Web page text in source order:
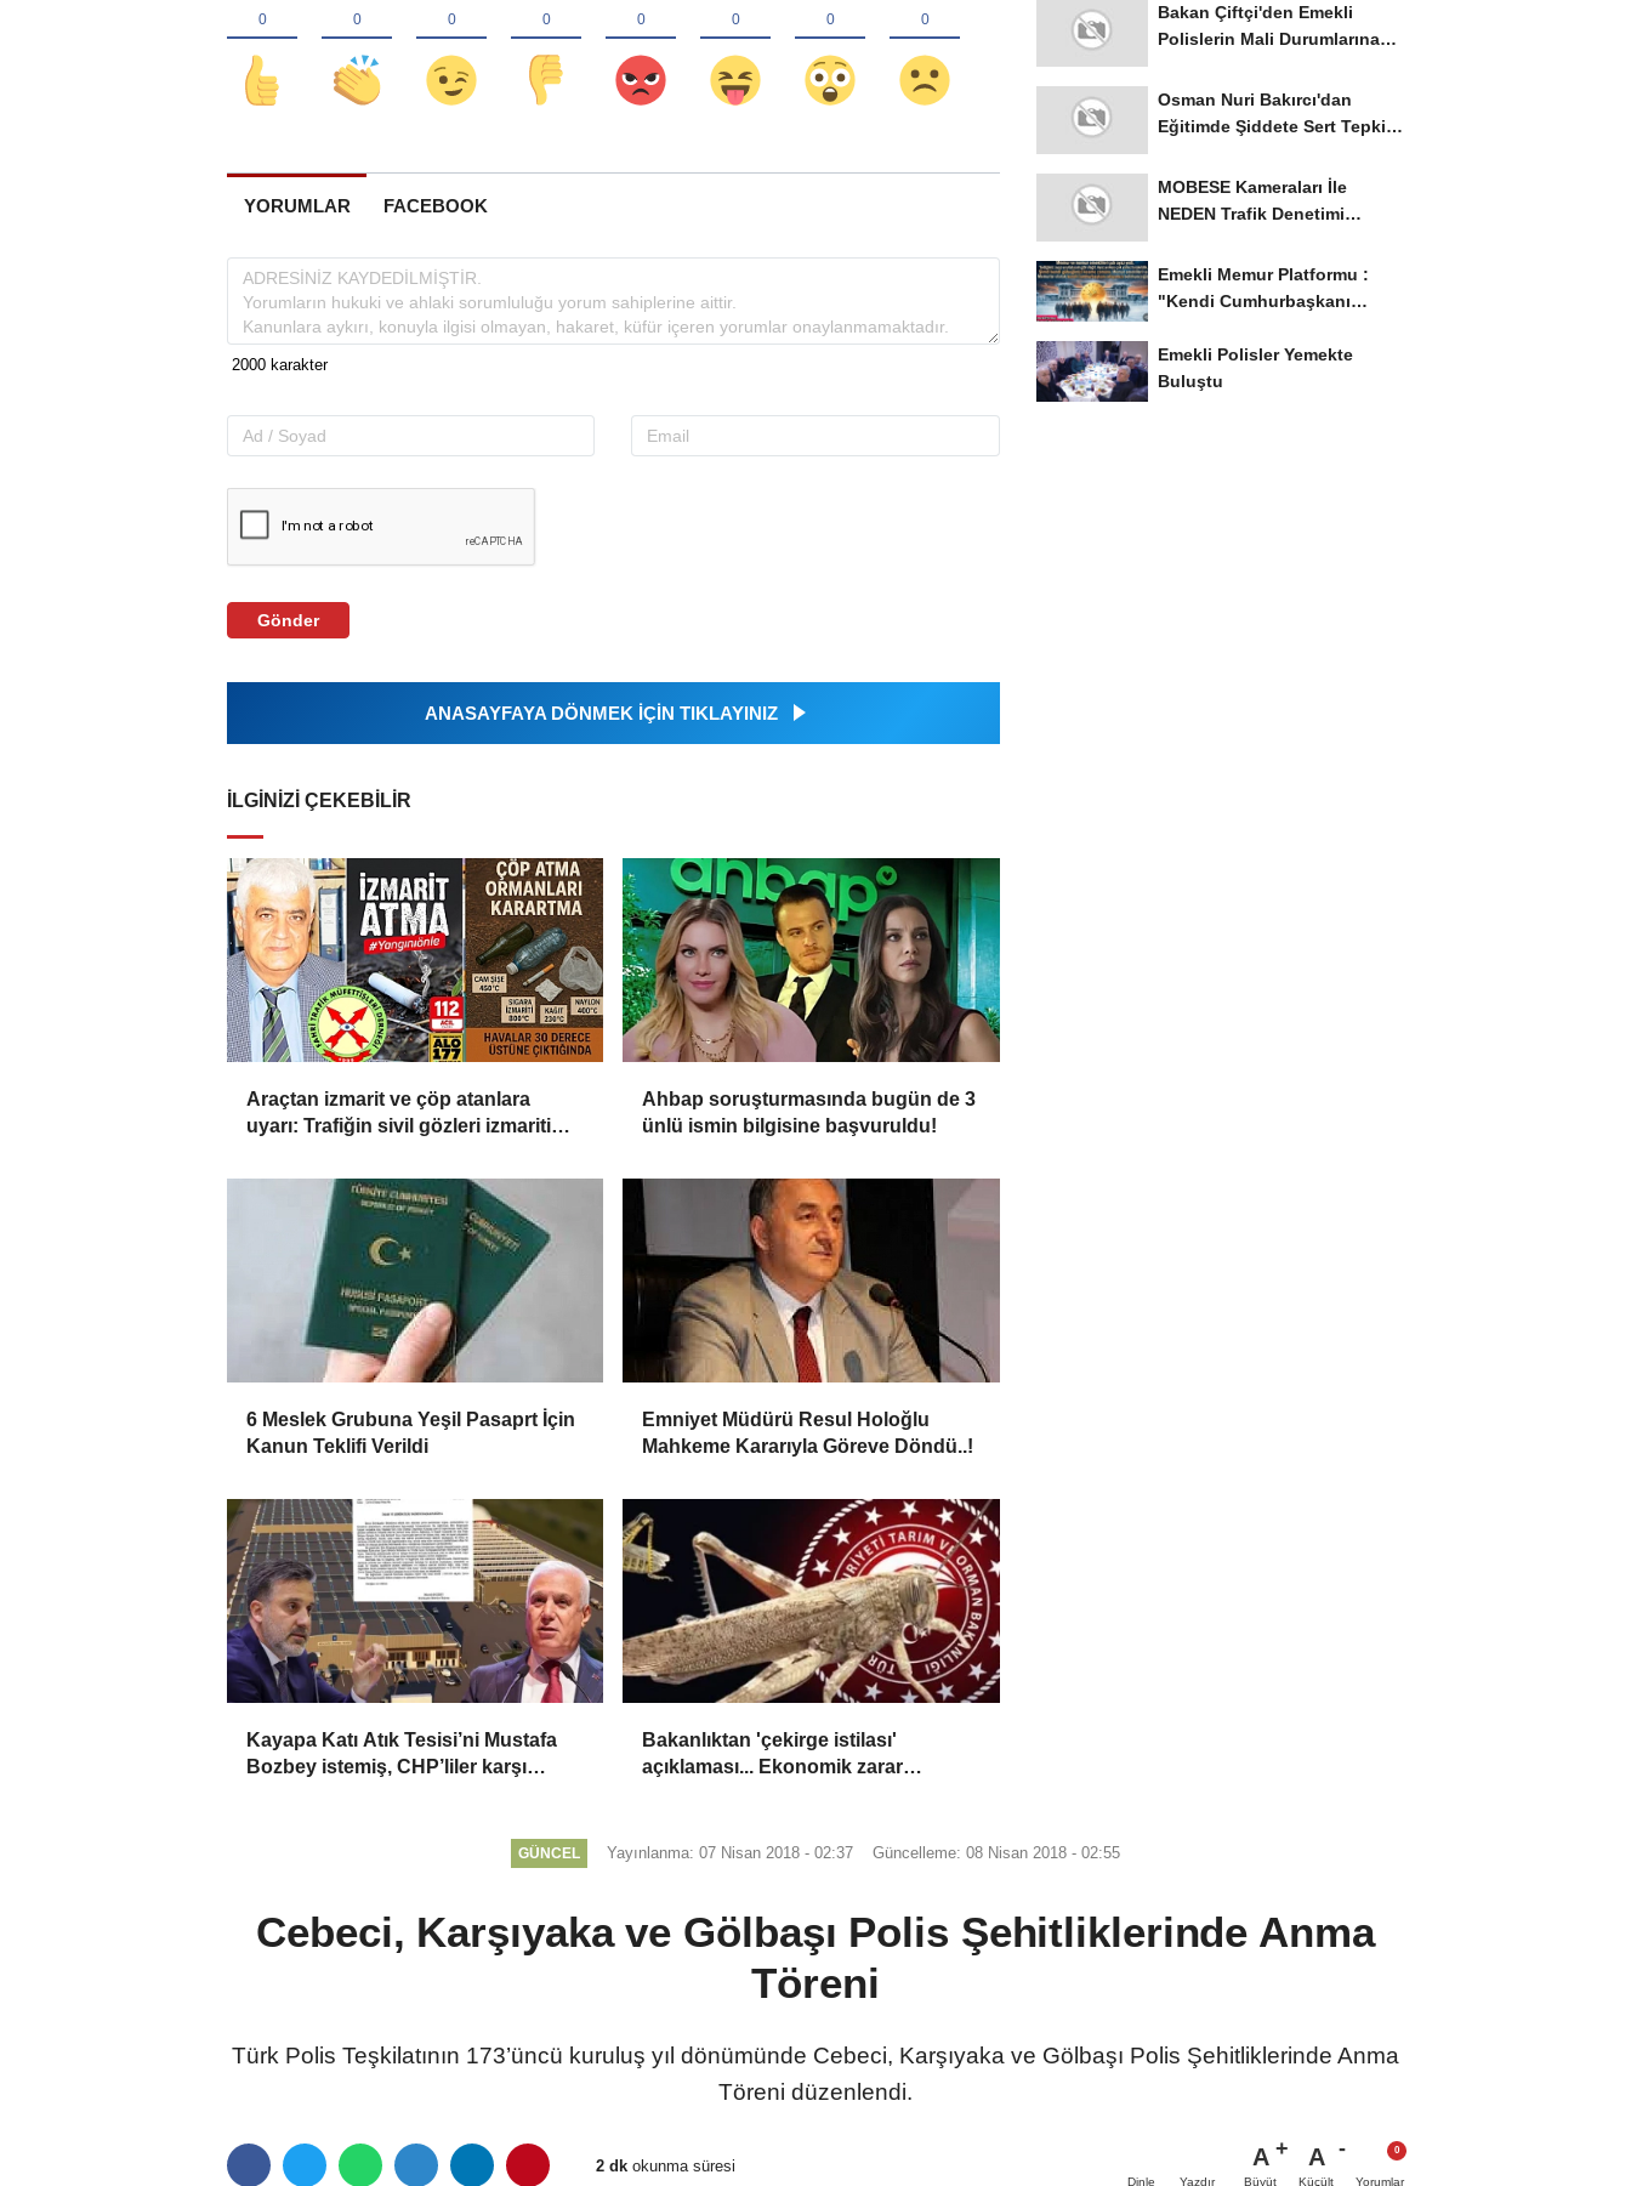
YORUMLAR FACEBOOK
Gönder
ANASAYFAYA DÖNMEK İÇİN TIKLAYINIZ
İLGINIZI ÇEKEBILIR
Araçtan izmarit ve çöp atanlara
uyarı: Trafiğin sivil gözleri izmariti
Ahbap soruşturmasında bugün de 3
ünlü ismin bilgisine başvuruldu!
6 Meslek Grubuna Yeşil Pasaprt İçin
Kanun Teklifi Verildi
Emniyet Müdürü Resul Holoğlu
Mahkeme Kararıyla Göreve Döndü..!
Kayapa Katı Atık Tesisi’ni Mustafa
Bozbey istemiş, CHP’liler karşı
Bakanlıktan 'çekirge istilası'
açıklaması... Ekonomik zarar
Bakan Çiftçi'den Emekli
Polislerin Mali Durumlarına
Osman Nuri Bakırcı'dan
Eğitimde Şiddete Sert Tepki:
NEDEN Trafik Denetimi
Yapılmaz ?
"Kendi Cumhurbaşkanı
Adayımızı Belirleyeceğiz..!...
Buluştu
GÜNCEL Yayınlanma: 07 Nisan 2018 - 02:37 Güncelleme: 08 Nisan 2018 - 02:55
Cebeci, Karşıyaka ve Gölbaşı Polis Şehitliklerinde Anma
Töreni
Türk Polis Teşkilatının 173’üncü kuruluş yıl dönümünde Cebeci, Karşıyaka ve Gölbaşı Polis Şehitliklerinde Anma
Töreni düzenlendi.
2 dk okunma süresi
Dinle Yazdır
A
Büyüt
A
Küçült Yorumlar